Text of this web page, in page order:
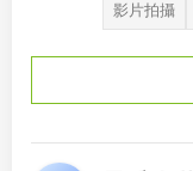
影片拍攝